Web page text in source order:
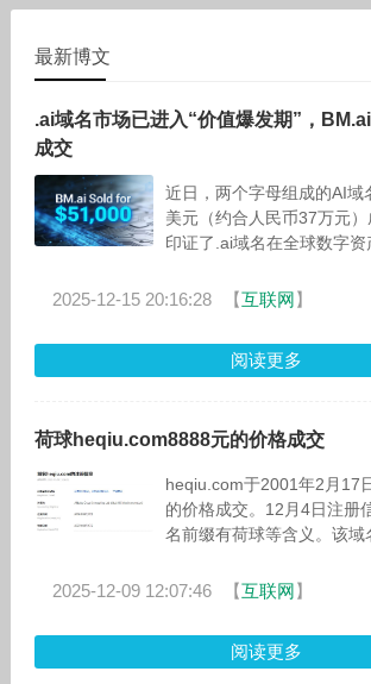
学
最新博文
.ai域名市场已进入“价值爆发期”，
成交
近日，两个字母组成的AI域
美元（约合人民币37万元
印证了.ai域名在全球数字资
易记的特性和与AI赛道
2025-12-15 20:16:28 【互联网】
阅读更多
荷球heqiu.com8888元的价格成交
heqiu.com于2001年2月17
的价格成交。12月4日注册
名前缀有荷球等含义。该域
术设计、软件及编
2025-12-09 12:07:46 【互联网】
阅读更多